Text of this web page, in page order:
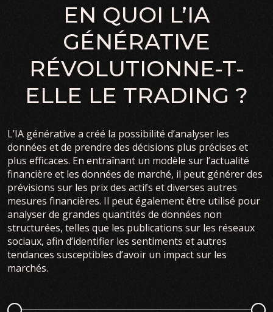
EN QUOI L’IA
GÉNÉRATIVE
RÉVOLUTIONNE-T-
ELLE LE TRADING ?
L’IA générative a créé la possibilité d’analyser les
données et de prendre des décisions plus précises et
plus efficaces. En entraînant un modèle sur l’actualité
financière et les données de marché, il peut générer des
prévisions sur les prix des actifs et diverses autres
mesures financières. Il peut également être utilisé pour
analyser de grandes quantités de données non
structurées, telles que les publications sur les réseaux
sociaux, afin d’identifier les sentiments et autres
tendances susceptibles d’avoir un impact sur les
marchés.